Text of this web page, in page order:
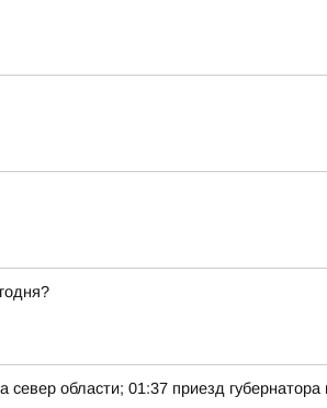
север области; 01:37 приезд